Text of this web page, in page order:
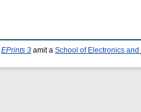
EPrints 3 amit a School of Electronics